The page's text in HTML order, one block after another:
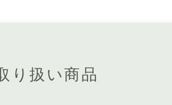
り扱い商品